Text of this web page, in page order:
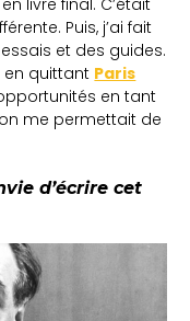
livre final. C’était
Puis, j’ai fait
et des guides.
en quittant Paris
en tant
me permettait de
d’écrire cet